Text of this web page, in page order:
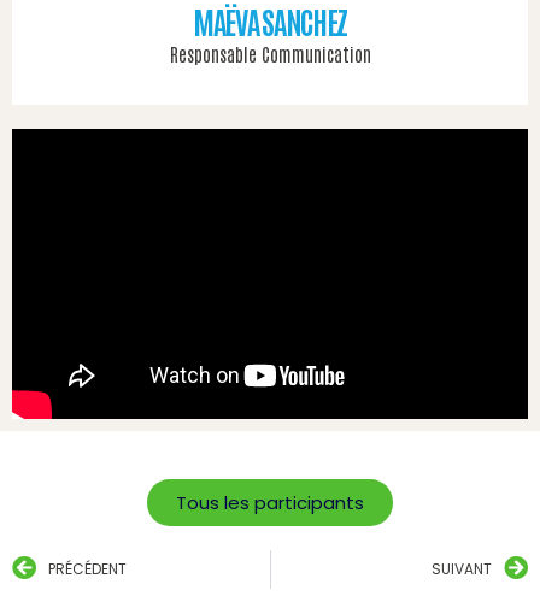
MAËVA SANCHEZ
Responsable Communication
Tous les participants
PRÉCÉDENT SUIVANT